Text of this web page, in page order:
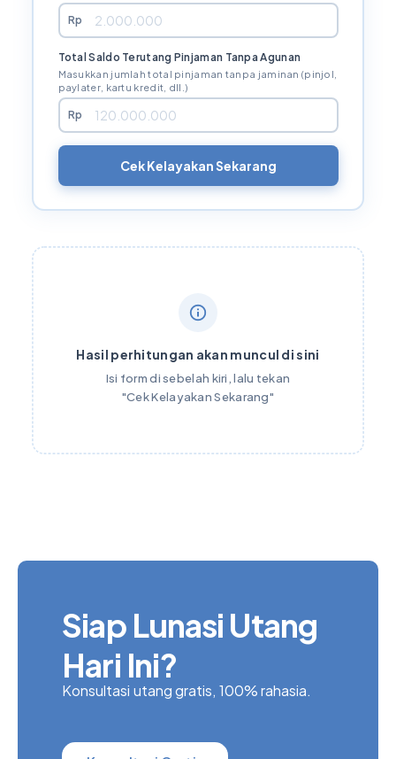
Rp
Total Saldo Terutang Pinjaman Tanpa Agunan
Masukkan jumlah total pinjaman tanpa jaminan (pinjol,
paylater, kartu kredit, dll.)
Rp
Cek Kelayakan Sekarang
Hasil perhitungan akan muncul di sini
Isi form di sebelah kiri, lalu tekan
"Cek Kelayakan Sekarang"
Siap Lunasi Utang
Hari Ini?
Konsultasi utang gratis, 100% rahasia.